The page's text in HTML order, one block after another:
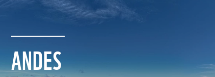
ANDES